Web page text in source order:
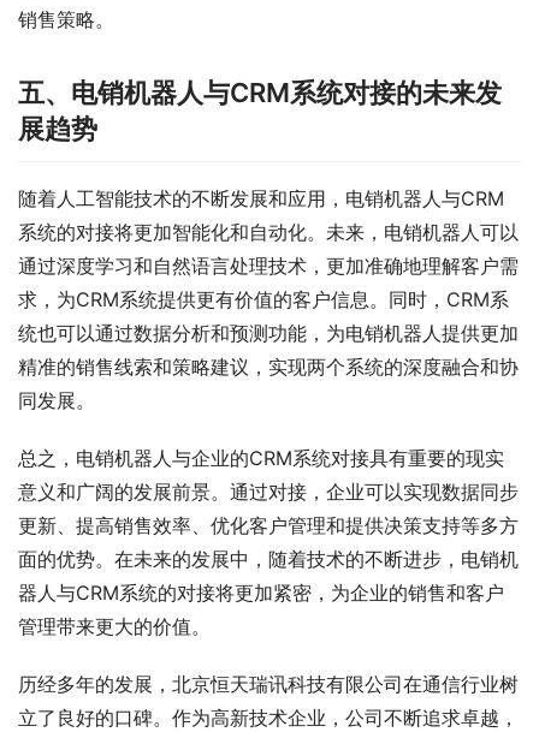
销售策略。
五、电销机器人与CRM系统对接的未来发
展趋势
随着人工智能技术的不断发展和应用，电销机器人与CRM
系统的对接将更加智能化和自动化。未来，电销机器人可以
通过深度学习和自然语言处理技术，更加准确地理解客户需
求，为CRM系统提供更有价值的客户信息。同时，CRM系
统也可以通过数据分析和预测功能，为电销机器人提供更加
精准的销售线索和策略建议，实现两个系统的深度融合和协
同发展。
总之，电销机器人与企业的CRM系统对接具有重要的现实
意义和广阔的发展前景。通过对接，企业可以实现数据同步
更新、提高销售效率、优化客户管理和提供决策支持等多方
面的优势。在未来的发展中，随着技术的不断进步，电销机
器人与CRM系统的对接将更加紧密，为企业的销售和客户
管理带来更大的价值。
历经多年的发展，北京恒天瑞讯科技有限公司在通信行业树
立了良好的口碑。作为高新技术企业，公司不断追求卓越，